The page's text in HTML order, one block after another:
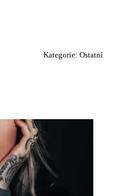
Kategorie: Ostatní